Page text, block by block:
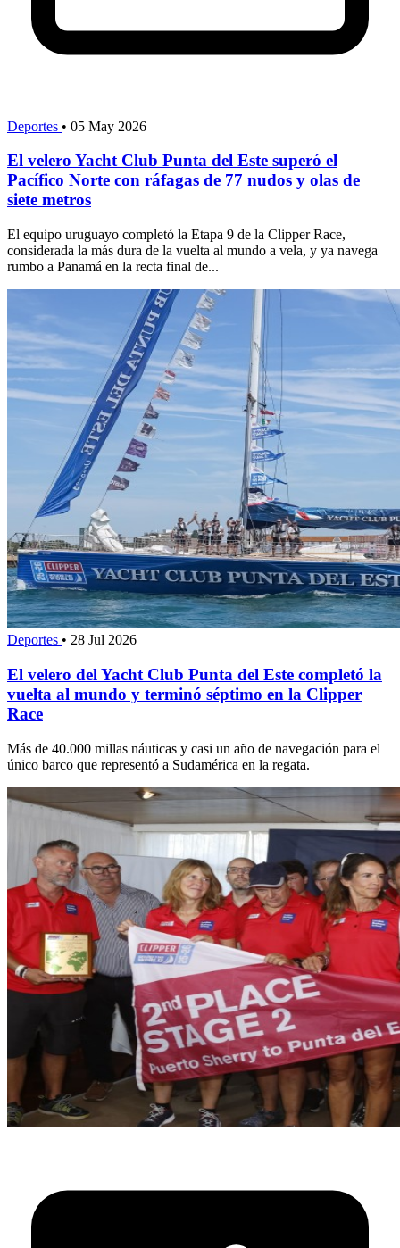
Deportes • 05 May 2026
El velero Yacht Club Punta del Este superó el
Pacífico Norte con ráfagas de 77 nudos y olas de
siete metros
El equipo uruguayo completó la Etapa 9 de la Clipper Race,
considerada la más dura de la vuelta al mundo a vela, y ya navega
rumbo a Panamá en la recta final de...
Deportes • 28 Jul 2026
El velero del Yacht Club Punta del Este completó la
vuelta al mundo y terminó séptimo en la Clipper
Race
Más de 40.000 millas náuticas y casi un año de navegación para el
único barco que representó a Sudamérica en la regata.